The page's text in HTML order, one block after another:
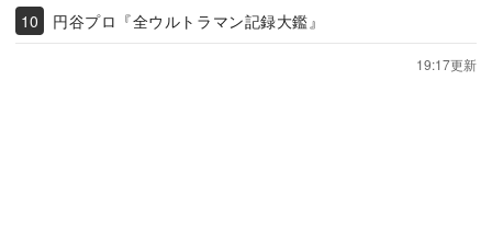
円谷プロ『全ウルトラマン記録大鑑』
19:17更新